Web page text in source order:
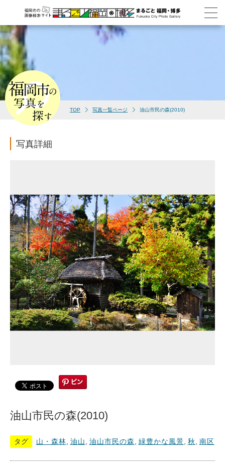
TOP 写真一覧ページ 油山市民の森(2010)
写真詳細
油山市民の森(2010)
タグ 山・森林 油山 油山市民の森 緑豊かな風景 秋 南区